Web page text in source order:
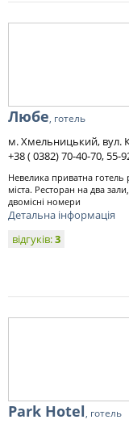
Любе, готель
м. Хмельницький, вул.
+38 ( 0382) 70-40-70, 55-
Невелика приватна готель
міста. Ресторан на два
двомісні номери
Детальна інформація
відгуків:3
Park Hotel, готель